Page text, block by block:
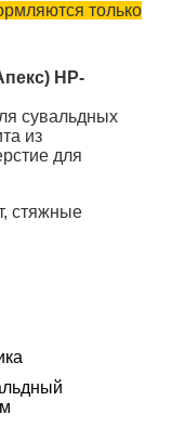
только
HP-
сувальдных
из
для
стяжные